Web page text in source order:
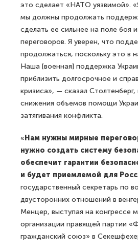
это сделает «НАТО уязвимой».
мы должны продолжать
сделать ее сильнее на поле боя
переговоров. Я уверен, что
продолжаться, поскольку это в
Наша [военная] поддержка
приблизить долгосрочное и
кризиса», — сказал
снижения объемов помощи
затягивания конфликта.
« Нам нужны мирные
нужно создать систему
обеспечит гарантии
и будет приемлемой для
государственный секретарь по
двусторонних отношений в
Менцер, выступая на конгрессе
организации правящей партии
гражданский союз» в